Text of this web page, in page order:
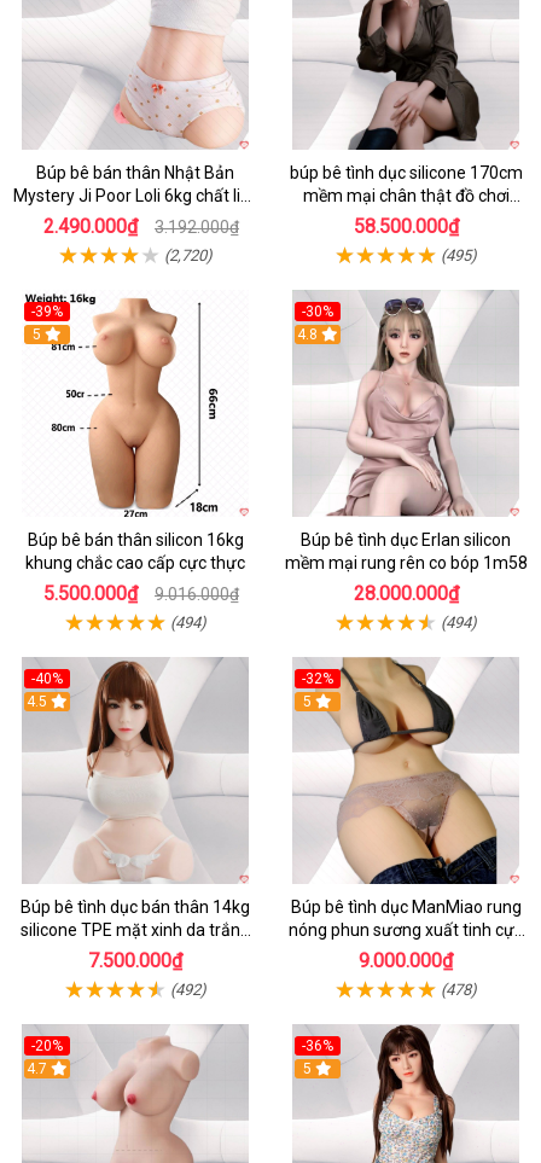
Búp bê bán thân Nhật Bản
Mystery Ji Poor Loli 6kg chất liệu
TPE cao cấp
2.490.000₫ 3.192.000₫
(2,720)
búp bê tình dục silicone 170cm
mềm mại chân thật đồ chơi
người lớn cao cấp
58.500.000₫
(495)
-39%
5
Búp bê bán thân silicon 16kg
khung chắc cao cấp cực thực
5.500.000₫ 9.016.000₫
(494)
-30%
4.8
Búp bê tình dục Erlan silicon
mềm mại rung rên co bóp 1m58
28.000.000₫
(494)
-40%
4.5
Búp bê tình dục bán thân 14kg
silicone TPE mặt xinh da trắng
hồng
7.500.000₫
(492)
-32%
5
Búp bê tình dục ManMiao rung
nóng phun sương xuất tinh cực
phê
9.000.000₫
(478)
-20%
4.7
-36%
5